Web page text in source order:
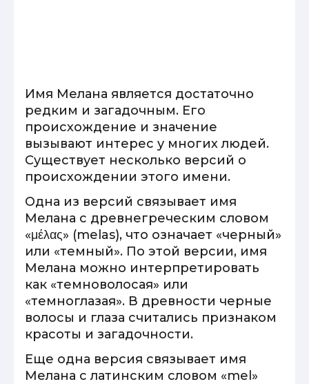
Имя Мелана является достаточно
редким и загадочным. Его
происхождение и значение
вызывают интерес у многих людей.
Существует несколько версий о
происхождении этого имени.
Одна из версий связывает имя
Мелана с древнегреческим словом
«μέλας» (melas), что означает «черный»
или «темный». По этой версии, имя
Мелана можно интерпретировать
как «темноволосая» или
«темноглазая». В древности черные
волосы и глаза считались признаком
красоты и загадочности.
Еще одна версия связывает имя
Мелана с латинским словом «mel»